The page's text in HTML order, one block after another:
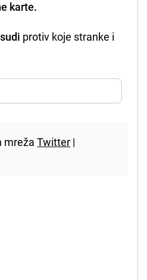
karte.
protiv koje stranke i
mrežaTwitter |